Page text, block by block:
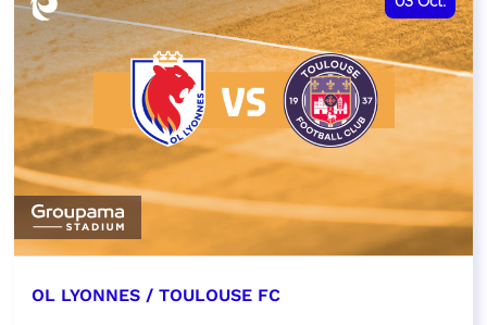
OL LYONNES / TOULOUSE FC